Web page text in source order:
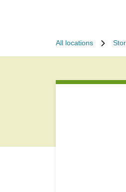
All locations